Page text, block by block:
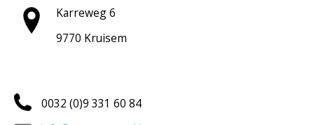
Karreweg 6
9770 Kruisem
0032 (0)9 331 60 84